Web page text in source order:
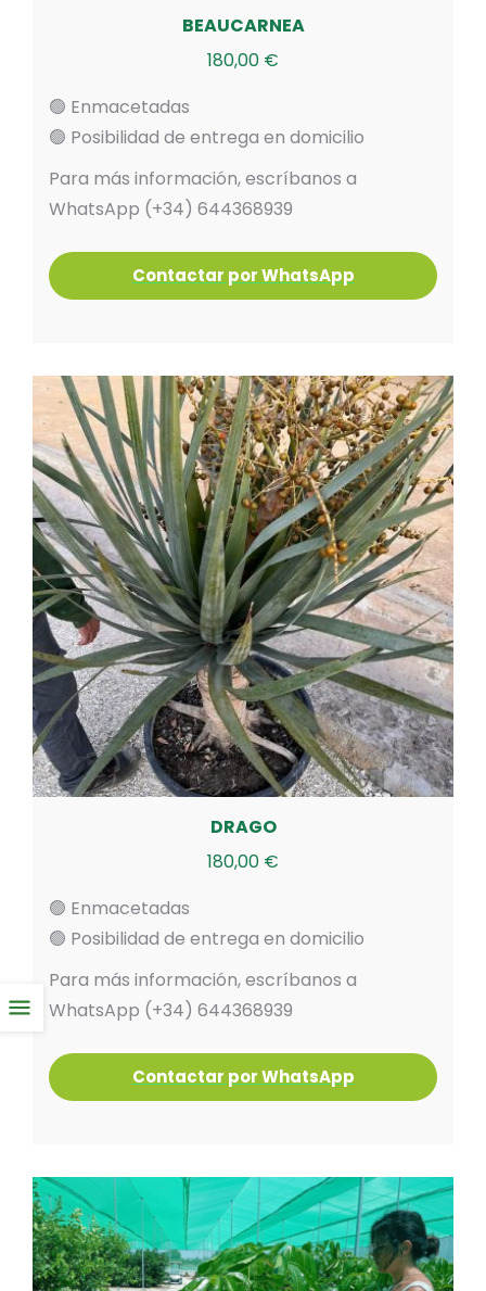
BEAUCARNEA
180,00 €
🟢 Enmacetadas
🟢 Posibilidad de entrega en domicilio
Para más información, escríbanos a
WhatsApp (+34) 644368939
DRAGO
180,00 €
🟢 Enmacetadas
🟢 Posibilidad de entrega en domicilio
Para más información, escríbanos a
WhatsApp (+34) 644368939